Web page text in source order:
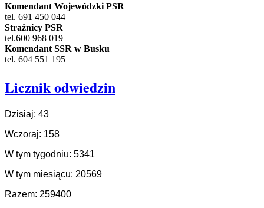
Komendant Wojewódzki PSR
tel. 691 450 044
Strażnicy PSR
tel.600 968 019
Komendant SSR w Busku
tel. 604 551 195
Licznik odwiedzin
Dzisiaj: 43
Wczoraj: 158
W tym tygodniu: 5341
W tym miesiącu: 20569
Razem: 259400